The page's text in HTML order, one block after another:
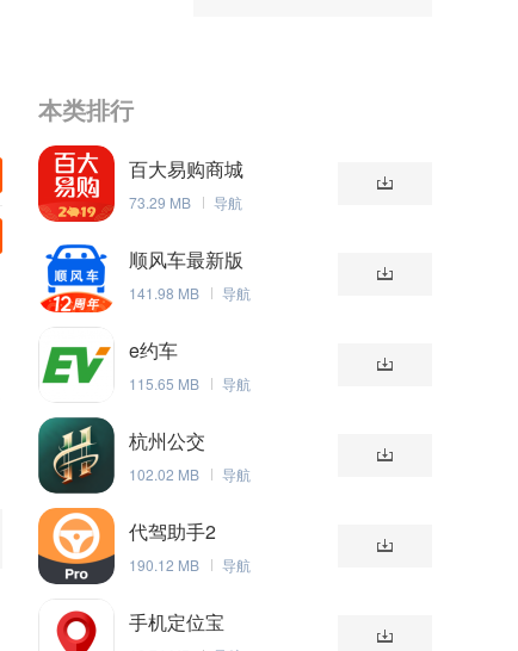
本类排行
百大易购商城
73.29 MB 导航
顺风车最新版
141.98 MB 导航
e约车
115.65 MB 导航
杭州公交
102.02 MB 导航
代驾助手2
190.12 MB 导航
手机定位宝